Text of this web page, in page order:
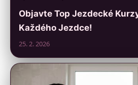
Objavte Top Jezdecké
Každého Jezdce!
25. 2. 2026